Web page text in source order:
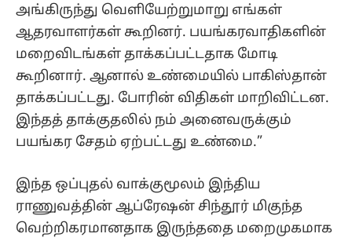
அங்கிருந்து வெளியேற்றுமாறு எங்கள்
ஆதரவாளர்கள் கூறினர். பயங்கரவாதிகளின்
மறைவிடங்கள் தாக்கப்பட்டதாக மோடி
கூறினார். ஆனால் உண்மையில் பாகிஸ்தான்
தாக்கப்பட்டது. போரின் விதிகள் மாறிவிட்டன.
இந்தத் தாக்குதலில் நம் அனைவருக்கும்
பயங்கர சேதம் ஏற்பட்டது உண்மை.”
இந்த ஒப்புதல் வாக்குமூலம் இந்திய
ராணுவத்தின் ஆப்ரேஷன் சிந்தூர் மிகுந்த
வெற்றிகரமானதாக இருந்ததை மறைமுகமாக